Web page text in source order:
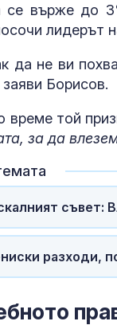
върже до
лидерът
да не ви
Борисов.
време той
за да
съвет:
разходи,